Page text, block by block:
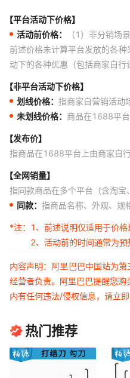
【平台活动下价格】
活动前价格：
（1）非分销场
前述价格未计算平台发放的各
动下的各种优惠（包括商家自行
【非平台活动下价格】
划线价格： 指商家自营销活动
未划线价格： 商品在1688平
【发布价】
指商品在1688平台上由商家自
【全网销量】
指同款商品在多个平台（含淘
同款： 指商品名称、外观、规
*注：
1、前述说明仅适用于价格
2、活动前的时间通常为
内容声明：阿里巴巴中国站为
经营者负责。阿里巴巴提醒您
内有任何违法/侵权信息，请立
热门推荐